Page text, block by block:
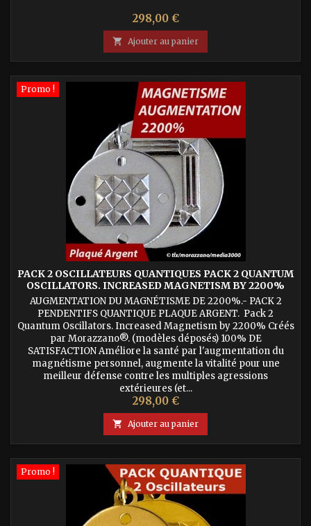
Prix
298,00 €
 Ajouter au panier
Promo !
PACK 2 OSCILLATEURS QUANTIQUES PACK 2 QUANTUM
OSCILLATORS. INCREASED MAGNETISM BY 2200%
AUGMENTATION DU MAGNÉTISME DE 2200%.- PACK 2
PENDENTIFS QUANTIQUE PLAQUE ARGENT. Pack 2
Quantum Oscillators. Increased Magnetism by 2200% Créés
par Morazzano®. (modèles déposés) 100% DE
SATISFACTION Améliore la santé par l'augmentation du
magnétisme personnel, augmente la vitalité pour une
meilleur défense contre les multiples agressions
extérieures (et...
Prix
298,00 €
 Ajouter au panier
Promo !